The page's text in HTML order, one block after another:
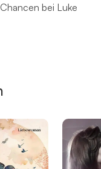
bei Luke